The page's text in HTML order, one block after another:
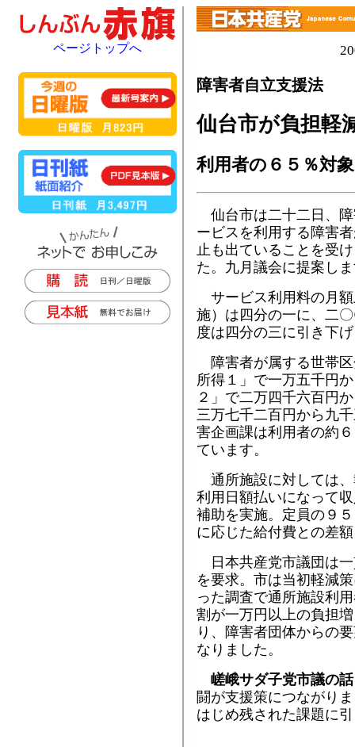
障害者自立支援法
仙台市が負担軽
利用者の６５％対象
仙台市は二十二日、
ービスを利用する障害
止も出ていることを受
た。九月議会に提案し
サービス利用料の月
施）は四分の一に、二
度は四分の三に引き下
障害者が属する世帯
所得１」で一万五千円
２」で二万四千六百円
三万七千二百円から九
害企画課は利用者の約
ています。
通所施設に対しては
利用日額払いになって
補助を実施。定員の９
に応じた給付費との差
日本共産党市議団は
を要求。市は当初軽減
った調査で通所施設利
割が一万円以上の負担
り、障害者団体からの
なりました。
嵯峨サダ子党市議の話
闘が支援策につながり
はじめ残された課題に
ページトップへ